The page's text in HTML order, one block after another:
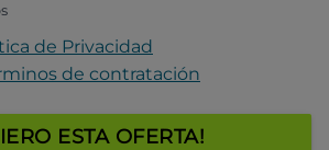
de Privacidad
de contratación
ESTA OFERTA!